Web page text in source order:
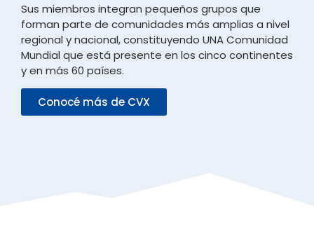
Sus miembros integran pequeños grupos que
forman parte de comunidades más amplias a nivel
regional y nacional, constituyendo UNA Comunidad
Mundial que está presente en los cinco continentes
y en más 60 países.
Conocé más de CVX